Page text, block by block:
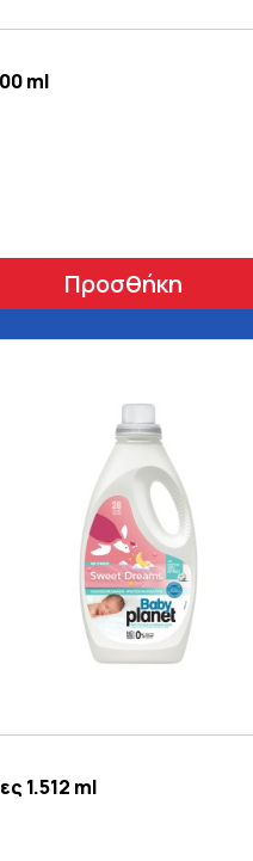
ml
Προσθήκη
1.512 ml